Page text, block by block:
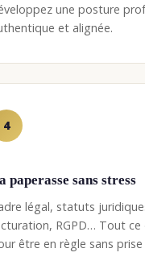
une posture
et alignée.
4
paperasse sans stress
légal, statuts
RGPD… Tout ce
être en règle sans